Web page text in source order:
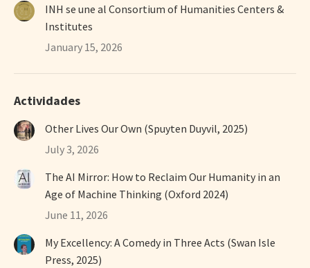
INH se une al Consortium of Humanities Centers &
Institutes
January 15, 2026
Actividades
Other Lives Our Own (Spuyten Duyvil, 2025)
July 3, 2026
The AI Mirror: How to Reclaim Our Humanity in an
Age of Machine Thinking (Oxford 2024)
June 11, 2026
My Excellency: A Comedy in Three Acts (Swan Isle
Press, 2025)